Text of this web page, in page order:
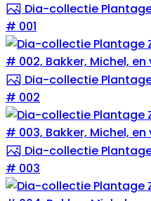
Dia-collectie
# 001
Dia-collectie
# 002
Dia-collectie
# 003